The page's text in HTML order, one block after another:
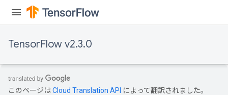
TensorFlow v2.3.0
このページはCloud Translation API によって翻訳されました。